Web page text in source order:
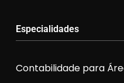
Especialidades
Contabilidade para